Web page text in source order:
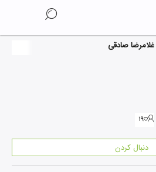
غلامرضا صادقی
۱۹
دنبال کردن